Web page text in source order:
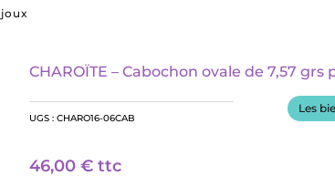
CHAROÏTE – Cabochon ovale de 7,57
UGS : CHARO16-06CAB
46,00 € ttc
Les